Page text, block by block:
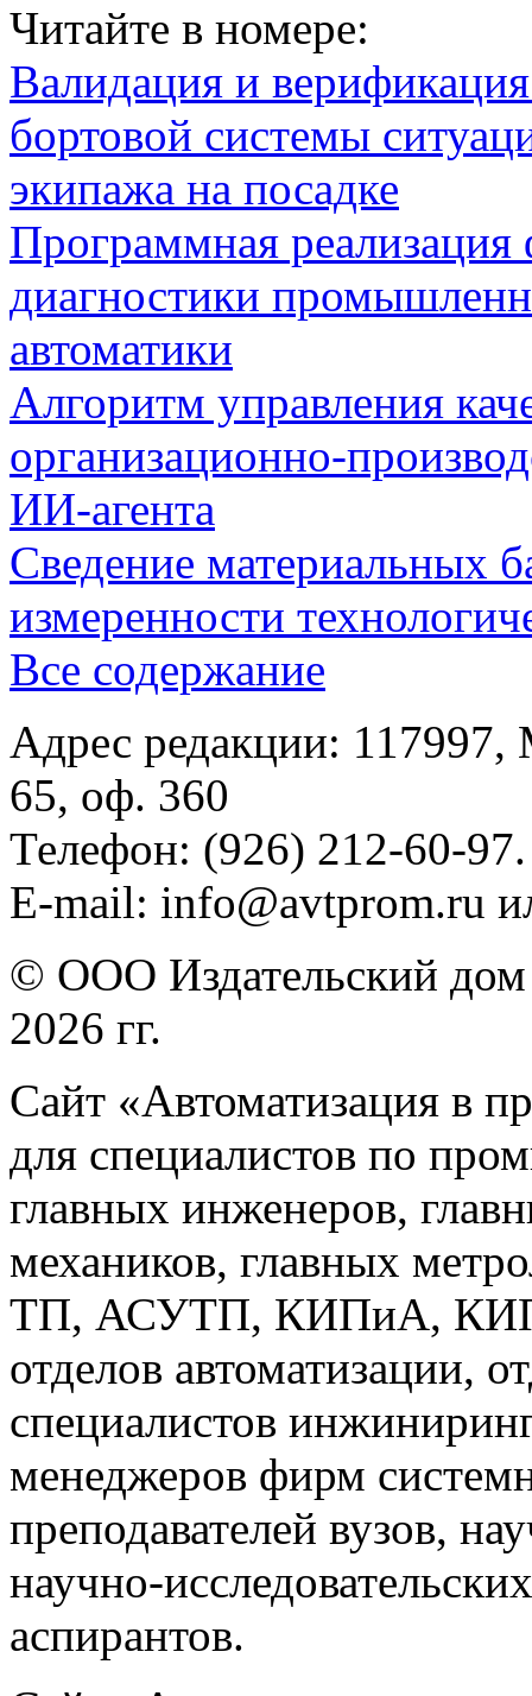
Читайте в номере:
Валидация и
бортовой системы
экипажа на посадке
Программная
диагностики
автоматики
Алгоритм управления
организационно-
ИИ-агента
Сведение материальных
измеренности
Все содержание
Адрес редакции:
65, оф. 360
Телефон: (926) 212-60-97.
E-mail: info@avtprom.ru
© ООО Издательский
2026 гг.
Сайт «Автоматизация в
для специалистов по
главных инженеров,
механиков, главных
ТП, АСУТП, КИПиА, КИП
отделов автоматизации,
специалистов
менеджеров фирм
преподавателей вузов,
научно-
аспирантов.